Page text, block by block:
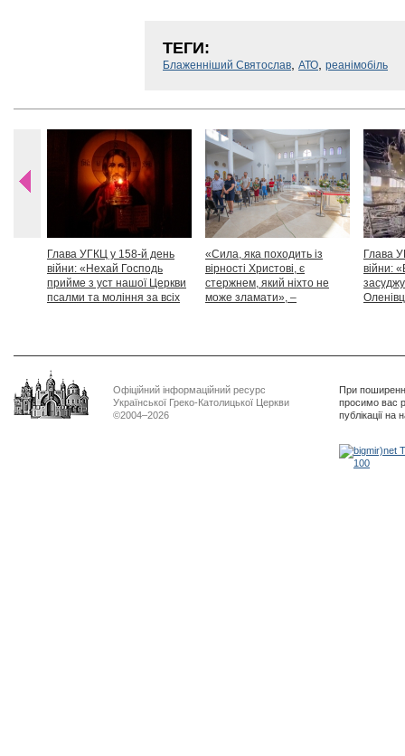
ТЕГИ:
Блаженніший Святослав АТО реанімобіль
Глава УГКЦ у 158-й день
війни: «Нехай Господь
прийме з уст нашої Церкви
псалми та моління за всіх
«Сила, яка походить із
вірності Христові, є
стержнем, який ніхто не
може зламати», –
Глава
війни:
Офіційний інформаційний ресурс
Української Греко-Католицької Церкви
©2004–2026
При
просимо вас
публікації на